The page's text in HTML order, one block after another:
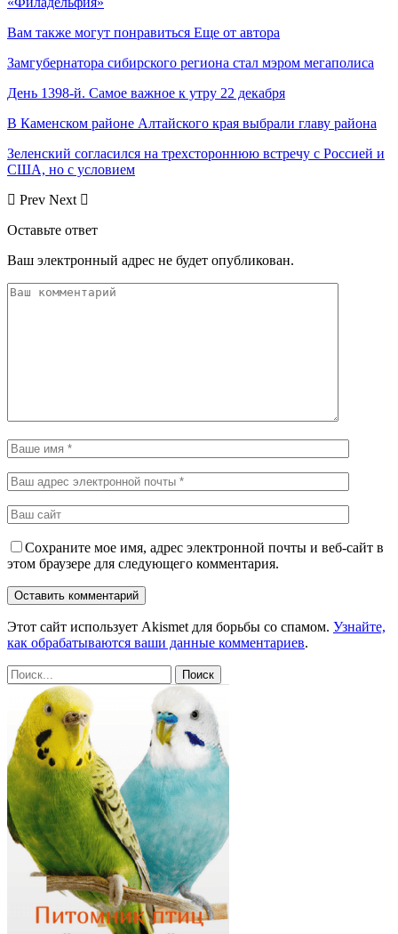
Вам также могут понравиться Еще от автора
Замгубернатора сибирского региона стал мэром мегаполиса
День 1398-й. Самое важное к утру 22 декабря
В Каменском районе Алтайского края выбрали главу района
Зеленский согласился на трехстороннюю встречу с Россией и
США, но с условием
Prev Next
Оставьте ответ
Ваш электронный адрес не будет опубликован.
Сохраните мое имя, адрес электронной почты и веб-сайт в
этом браузере для следующего комментария.
Этот сайт использует Akismet для борьбы со спамом. Узнайте,
как обрабатываются ваши данные комментариев.